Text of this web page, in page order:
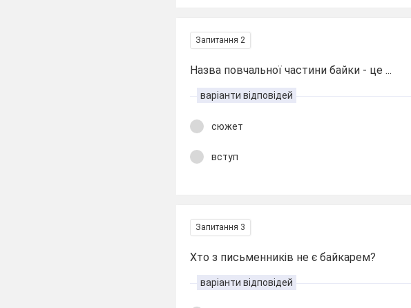
Запитання 2
Назва повчальної частини байки - це ...
варіанти відповідей
сюжет
вступ
Запитання 3
Хто з письменників не є байкарем?
варіанти відповідей